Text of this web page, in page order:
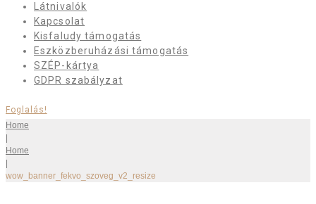
Látnivalók
Kapcsolat
Kisfaludy támogatás
Eszközberuházási támogatás
SZÉP-kártya
GDPR szabályzat
Foglalás!
Home
Home
wow_banner_fekvo_szoveg_v2_resize